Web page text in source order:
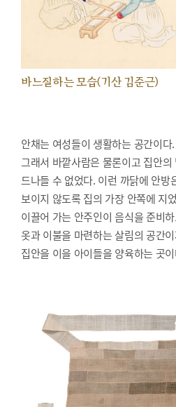
바느질하는 모습(기산 김준근)
안채는 여성들이 생활하는 공간이다.
그래서 바깥사람은 물론이고 집안
드나들 수 없었다. 이런 까닭에 안방
보이지 않도록 집의 가장 안쪽에 지
이끌어 가는 안주인이 음식을 준비
옷과 이불을 마련하는 살림의 공간
집안을 이을 아이들을 양육하는 곳